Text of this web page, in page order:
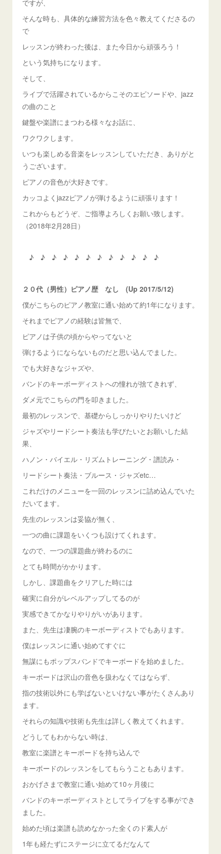
ですが、
そんな時も、具体的な練習方法を色々教えてくださるの
で
レッスンが終わった後は、また今日から頑張ろう！
という気持ちになります。
そして、
ライブで活躍されているからこそのエピソードや、jazz
の曲のこと
鍵盤や楽譜にまつわる様々なお話に、
ワクワクします。
いつも楽しめる音楽をレッスンしていただき、ありがと
うございます。
ピアノの音色が大好きです。
カッコよくjazzピアノが弾けるように頑張ります！
これからもどうぞ、ご指導よろしくお願い致します。
（2018年2月28日）
♪ ♪ ♪ ♪ ♪ ♪ ♪ ♪ ♪ ♪ ♪ ♪
２０代（男性）ピアノ歴 なし (Up 2017/5/12)
僕がこちらのピアノ教室に通い始めて約1年になります。
それまでピアノの経験は皆無で、
ピアノは子供の頃からやってないと
弾けるようにならないものだと思い込んでました。
でも大好きなジャズや、
バンドのキーボーディストへの憧れが捨てきれず、
ダメ元でこちらの門を叩きました。
最初のレッスンで、基礎からしっかりやりたいけど
ジャズやリードシート奏法も学びたいとお願いした結
果、
ハノン・バイエル・リズムトレーニング・譜読み・
リードシート奏法・ブルース・ジャズetc…
これだけのメニューを一回のレッスンに詰め込んでいた
だいてます。
先生のレッスンは妥協が無く、
一つの曲に課題をいくつも設けてくれます。
なので、一つの課題曲が終わるのに
とても時間がかかります。
しかし、課題曲をクリアした時には
確実に自分がレベルアップしてるのが
実感できてかなりやりがいがあります。
また、先生は凄腕のキーボーディストでもあります。
僕はレッスンに通い始めてすぐに
無謀にもポップスバンドでキーボードを始めました。
キーボードは沢山の音色を扱わなくてはならず、
指の技術以外にも学ばないといけない事がたくさんあり
ます。
それらの知識や技術も先生は詳しく教えてくれます。
どうしてもわからない時は、
教室に楽譜とキーボードを持ち込んで
キーボードのレッスンをしてもらうこともあります。
おかげさまで教室に通い始めて10ヶ月後に
バンドのキーボーディストとしてライブをする事ができ
ました。
始めた頃は楽譜も読めなかった全くのド素人が
1年も経たずにステージに立てるだなんて